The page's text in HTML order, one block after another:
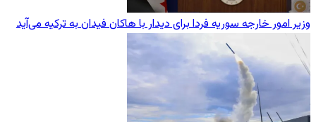
وزیر امور خارجه سوریه فردا برای دیدار با هاکان فیدان به ترکیه می‌آید